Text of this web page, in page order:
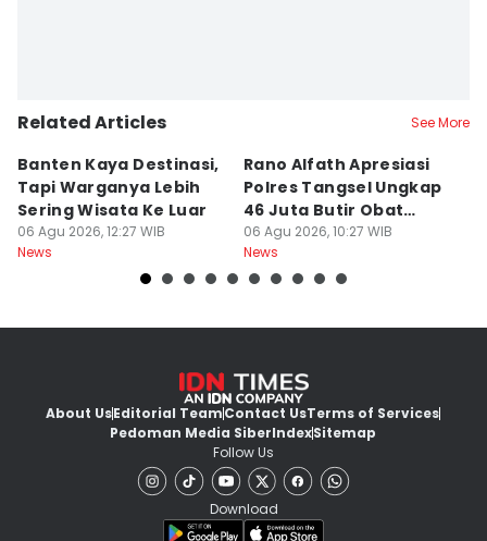
Related Articles See More
Banten Kaya Destinasi,
Tapi Warganya Lebih
Sering Wisata Ke Luar
06 Agu 2026, 12:27 WIB
News
Rano Alfath Apresiasi
Polres Tangsel Ungkap
46 Juta Butir Obat
Keras
06 Agu 2026, 10:27 WIB
News
About UsEditorial TeamContact UsTerms of Services
Pedoman Media SiberIndexSitemap
Follow Us
Download